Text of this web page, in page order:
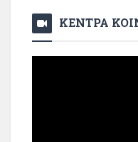
ΚΕΝΤΡΑ